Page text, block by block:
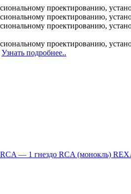
проектированию,
проектированию,
проектированию,
проектированию,
Узнать подробнее..
— 1 гнездо RCA (монокль)